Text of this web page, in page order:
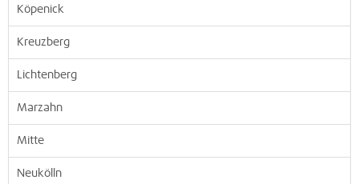
Köpenick
Kreuzberg
Lichtenberg
Marzahn
Mitte
Neukölln